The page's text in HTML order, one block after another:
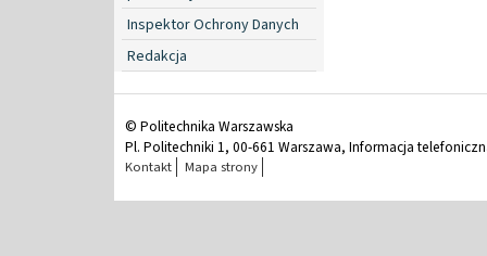
Inspektor Ochrony Danych
Redakcja
© Politechnika Warszawska
Pl. Politechniki 1, 00-661 Warszawa, Informacja
Kontakt Mapa strony